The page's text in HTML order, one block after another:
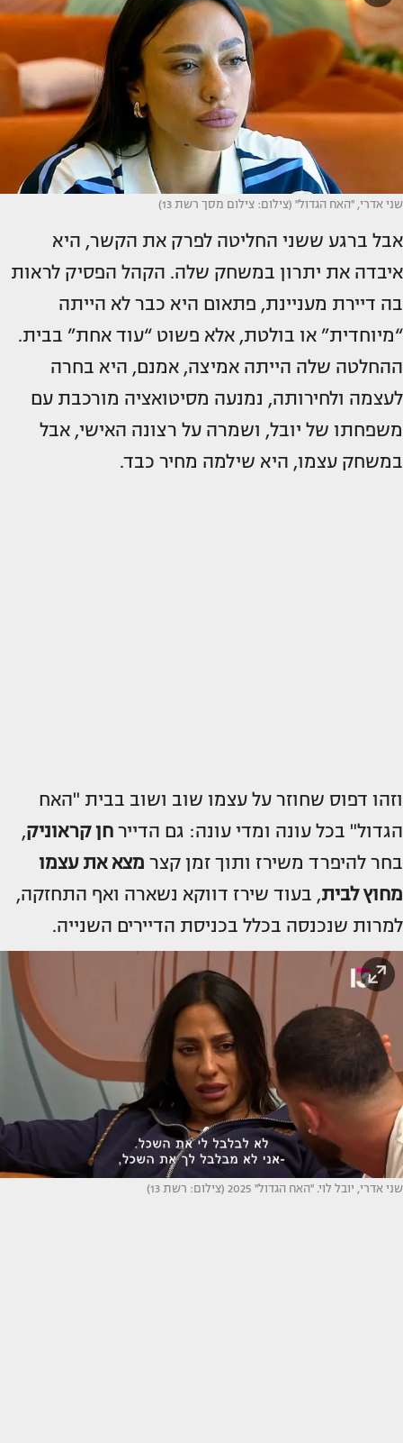
שני אדרי, ''האח הגדול'' (צילום: צילום מסך רשת 13)
אבל ברגע ששני החליטה לפרק את הקשר, היא
איבדה את יתרון במשחק שלה. הקהל הפסיק לראות
בה דיירת מעניינת, פתאום היא כבר לא הייתה
“מיוחדית” או בולטת, אלא פשוט “עוד אחת” בבית.
ההחלטה שלה הייתה אמיצה, אמנם, היא בחרה
לעצמה ולחירותה, נמנעה מסיטואציה מורכבת עם
משפחתו של יובל, ושמרה על רצונה האישי, אבל
במשחק עצמו, היא שילמה מחיר כבד.
וזהו דפוס שחוזר על עצמו שוב ושוב בבית "האח
הגדול" בכל עונה ומדי עונה: גם הדייר חן קראוניק,
בחר להיפרד משירז ותוך זמן קצר מצא את עצמו
מחוץ לבית, בעוד שירז דווקא נשארה ואף התחזקה,
למרות שנכנסה בכלל בכניסת הדיירים השנייה.
שני אדרי, יובל לוי. ''האח הגדול'' 2025 (צילום: רשת 13)